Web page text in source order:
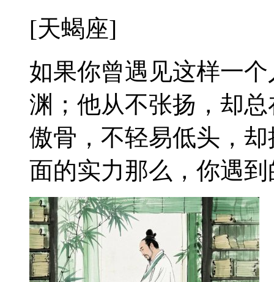
[天蝎座]
如果你曾遇见这样一
渊；他从不张扬，却
傲骨，不轻易低头，
面的实力那么，你遇